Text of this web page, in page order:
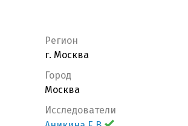
Регион
г. Москва
Город
Москва
Исследователи